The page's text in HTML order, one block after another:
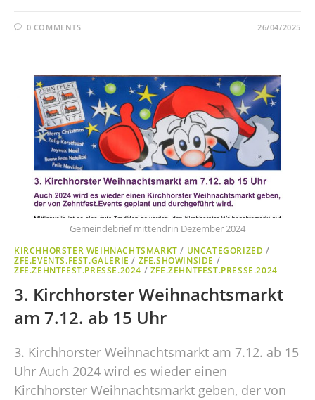
0 COMMENTS 26/04/2025
Gemeindebrief mittendrin Dezember 2024
KIRCHHORSTER WEIHNACHTSMARKT / UNCATEGORIZED /
ZFE.EVENTS.FEST.GALERIE / ZFE.SHOWINSIDE /
ZFE.ZEHNTFEST.PRESSE.2024 / ZFE.ZEHNTFEST.PRESSE.2024
3. Kirchhorster Weihnachtsmarkt
am 7.12. ab 15 Uhr
3. Kirchhorster Weihnachtsmarkt am 7.12. ab 15
Uhr Auch 2024 wird es wieder einen
Kirchhorster Weihnachtsmarkt geben, der von